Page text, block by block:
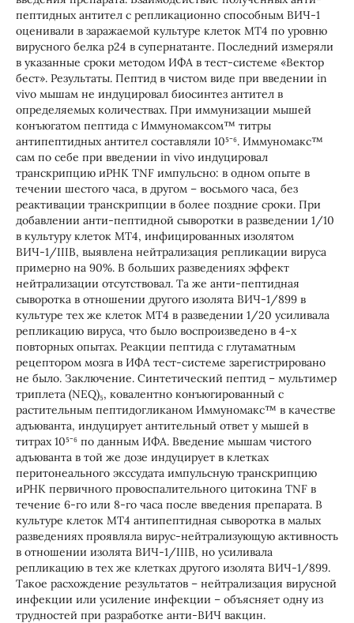
пептидных антител с репликационно способным ВИЧ-1
оценивали в заражаемой культуре клеток МТ4 по уровню
вирусного белка р24 в супернатанте. Последний измеряли
в указанные сроки методом ИФА в тест-системе «Вектор
бест». Результаты. Пептид в чистом виде при введении in
vivo мышам не индуцировал биосинтез антител в
определяемых количествах. При иммунизации мышей
конъюгатом пептида с Иммуномаксом™ титры
антипептидных антител составляли 10⁵⁻⁶. Иммуномакс™
сам по себе при введении in vivo индуцировал
транскрипцию иРНК TNF импульсно: в одном опыте в
течении шестого часа, в другом – восьмого часа, без
реактивации транскрипции в более поздние сроки. При
добавлении анти-пептидной сыворотки в разведении 1/10
в культуру клеток МТ4, инфицированных изолятом
ВИЧ-1/IIIB, выявлена нейтрализация репликации вируса
примерно на 90%. В больших разведениях эффект
нейтрализации отсутствовал. Та же анти-пептидная
сыворотка в отношении другого изолята ВИЧ-1/899 в
культуре тех же клеток МТ4 в разведении 1/20 усиливала
репликацию вируса, что было воспроизведено в 4-х
повторных опытах. Реакции пептида с глутаматным
рецептором мозга в ИФА тест-системе зарегистрировано
не было. Заключение. Синтетический пептид – мультимер
триплета (NEQ)₅, ковалентно конъюгированный с
растительным пептидогликаном Иммуномакс™ в качестве
адъюванта, индуцирует антительный ответ у мышей в
титрах 10⁵⁻⁶ по данным ИФА. Введение мышам чистого
адъюванта в той же дозе индуцирует в клетках
перитонеального экссудата импульсную транскрипцию
иРНК первичного провоспалительного цитокина TNF в
течение 6-го или 8-го часа после введения препарата. В
культуре клеток МТ4 антипептидная сыворотка в малых
разведениях проявляла вирус-нейтрализующую активность
в отношении изолята ВИЧ-1/IIIB, но усиливала
репликацию в тех же клетках другого изолята ВИЧ-1/899.
Такое расхождение результатов – нейтрализация вирусной
инфекции или усиление инфекции – объясняет одну из
трудностей при разработке анти-ВИЧ вакцин.